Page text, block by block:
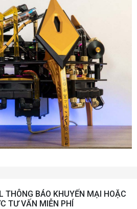
THÔNG BÁO KHUYẾN MẠI HOẶC
TƯ VẤN MIỄN PHÍ